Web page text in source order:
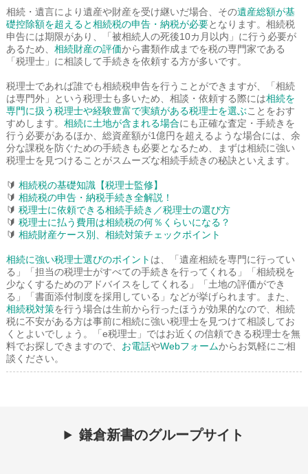
相続・遺言により遺産や財産を受け継いだ場合、その遺産総額が基
礎控除額を超えると相続税の申告・納税が必要となります。相続税
申告には期限があり、「被相続人の死後10カ月以内」に行う必要が
あるため、 相続財産の評価から書類作成までを税の専門家である
「税理士」に相談して手続きを依頼する方が多いです。
税理士であれば誰でも相続税申告を行うことができますが、「相続
は専門外」という税理士も多いため、相談・依頼する際には相続を
専門に扱う税理士や経験豊富で実績がある税理士を選ぶことをおす
すめします。 相続に土地が含まれる場合にも正確な査定・手続きを
行う必要があるほか、総資産額が1億円を超えるような場合には、余
分な課税を防ぐための手続きも必要となるため、まずは相続に強い
税理士を見つけることがスムーズな相続手続きの秘訣といえます。
🔰 相続税の基礎知識【税理士監修】
🔰 相続税の申告・納税手続き全解説！
🔰 税理士に依頼できる相続手続き／税理士の選び方
🔰 税理士に払う費用は相続税の何％くらいになる？
🔰 相続財産ケース別、相続対策チェックポイント
相続に強い税理士選びのポイント は、「遺産相続を専門に行ってい
る」「担当の税理士がすべての手続きを行ってくれる」「相続税を
少なくするためのアドバイスをしてくれる」「土地の評価ができ
る」「書面添付制度を採用している」などが挙げられます。また、
相続税対策を行う場合は生前から行ったほうが効果的なので、相続
税に不安がある方は事前に相続に強い税理士を見つけて相談してお
くとよいでしょう。「e税理士」ではお近くの信頼できる税理士を無
料でお探しできますので、 お電話やWebフォームからお気軽にご相
談ください。
鎌倉新書のグループサイト